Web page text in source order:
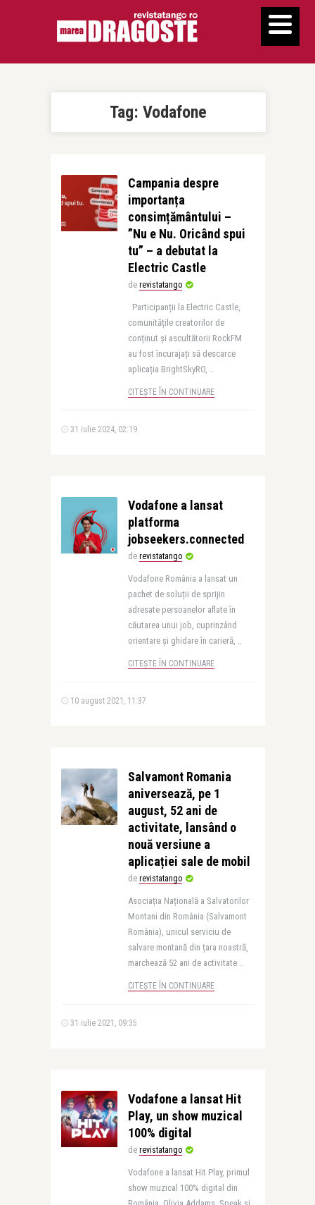
Tag: Vodafone
Campania despre
importanța
consimțământului –
”Nu e Nu. Oricând spui
tu” – a debutat la
Electric Castle
de revistatango
Participanții la Electric Castle,
comunitățile creatorilor de
conținut și ascultătorii RockFM
au fost încurajați să descarce
aplicația BrightSkyRO, ..
CITEȘTE ÎN CONTINUARE
31 iulie 2024, 02:19
Vodafone a lansat
platforma
jobseekers.connected
de revistatango
Vodafone România a lansat un
pachet de soluții de sprijin
adresate persoanelor aflate în
căutarea unui job, cuprinzând
orientare și ghidare în carieră, ..
CITEȘTE ÎN CONTINUARE
10 august 2021, 11:37
Salvamont Romania
aniversează, pe 1
august, 52 ani de
activitate, lansând o
nouă versiune a
aplicației sale de mobil
de revistatango
Asociația Națională a Salvatorilor
Montani din România (Salvamont
România), unicul serviciu de
salvare montană din țara noastră,
marchează 52 ani de activitate ..
CITEȘTE ÎN CONTINUARE
31 iulie 2021, 09:35
Vodafone a lansat Hit
Play, un show muzical
100% digital
de revistatango
Vodafone a lansat Hit Play, primul
show muzical 100% digital din